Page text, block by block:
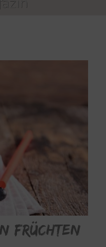
Früchten